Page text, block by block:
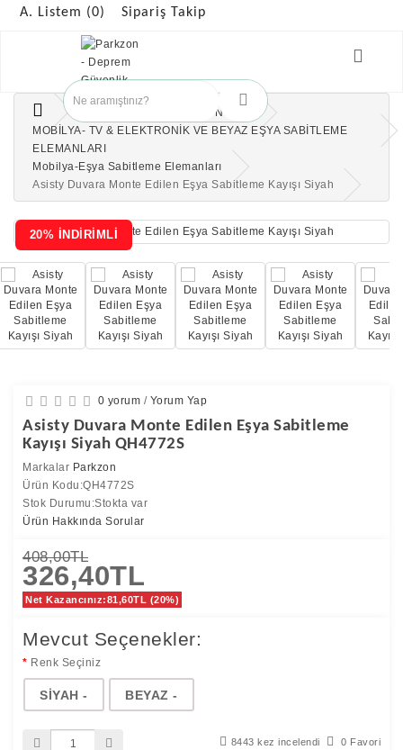
A. Listem (0) Sipariş Takip
ÇOCUK GÜVENLİK ÜRÜNLERİ
MOBİLYA- TV & ELEKTRONİK VE BEYAZ EŞYA SABİTLEME
ELEMANLARI
Mobilya-Eşya Sabitleme Elemanları
Asisty Duvara Monte Edilen Eşya Sabitleme Kayışı Siyah
20% İNDİRİMLİ
0 yorum / Yorum Yap
Asisty Duvara Monte Edilen Eşya Sabitleme
Kayışı Siyah QH4772S
Markalar Parkzon
Ürün Kodu:QH4772S
Stok Durumu:Stokta var
Ürün Hakkında Sorular
408,00TL
326,40TL
Net Kazancınız:81,60TL (20%)
Mevcut Seçenekler:
Renk Seçiniz
SİYAH - BEYAZ -
8443 kez incelendi 0 Favori